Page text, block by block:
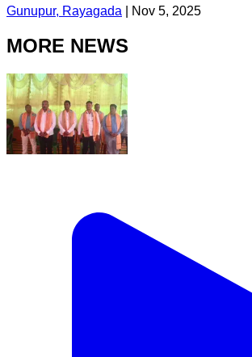
Gunupur, Rayagada Nov 5, 2025
MORE NEWS